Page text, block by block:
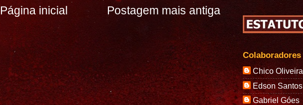
Postagem mais antiga
Página inicial
Colaboradores
Chico Oliveira
Edson Santos
Gabriel Góes